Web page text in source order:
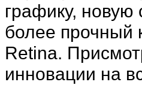
графику,
более прочный
Retina.
инновации на